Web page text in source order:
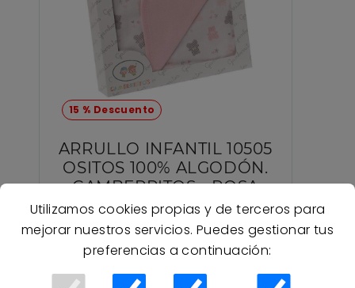
Utilizamos cookies propias y de terceros para
mejorar nuestros servicios. Puedes gestionar tus
preferencias a continuación:
15 % Descuento
ARRULLO INFANTIL 10505
OSITOS 100% ALGODÓN.
GAMBERRITOS - ROSA
14,41 €
16,95 €